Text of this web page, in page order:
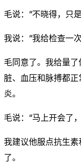
毛说：“不晓得，只
我说：“我给检查一
毛同意了。我给量
脏、血压和脉搏都
炎。
毛说：“马上开会了
我建议他服点抗生
了。